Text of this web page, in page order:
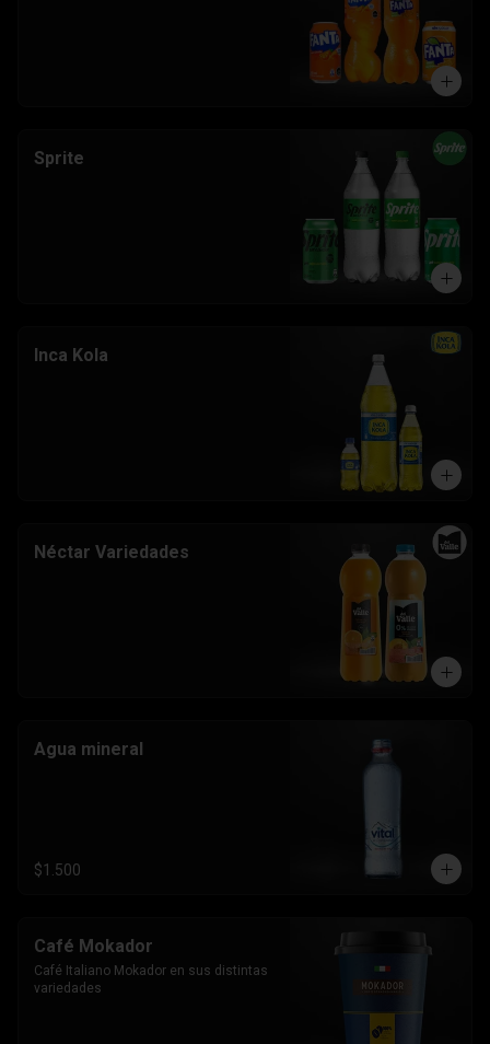
Sprite
Inca Kola
Néctar Variedades
Agua mineral
$1.500
Café Mokador
Café Italiano Mokador en sus distintas
variedades